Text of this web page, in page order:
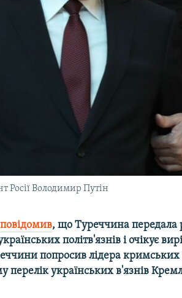
Росії Володимир Путін
повідомив, що Туреччина передала
політв'язнів і очікує
попросив лідера кримських
українських в'язнів